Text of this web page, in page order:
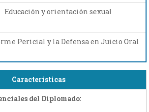
Educación y orientación sexual
Pericial y la Defensa en Juicio Oral
Características
del Diplomado: